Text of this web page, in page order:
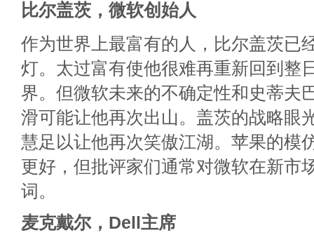
比尔盖茨，微软创始人
作为世界上最富有的人，比尔盖茨已
灯。太过富有使他很难再重新回到整
界。但微软未来的不确定性和史蒂夫
滑可能让他再次出山。盖茨的战略眼
慧足以让他再次笑傲江湖。苹果的模
更好，但批评家们通常对微软在新市
词。
麦克戴尔，Dell主席